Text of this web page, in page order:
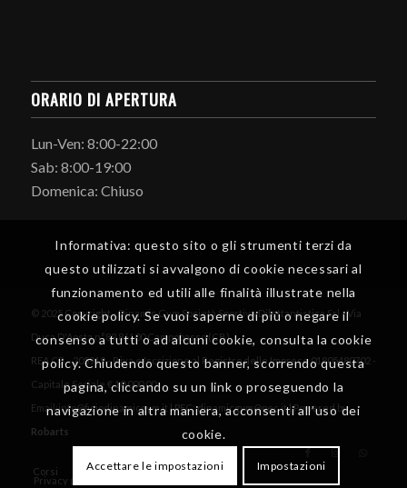
ORARIO DI APERTURA
Lun-Ven: 8:00-22:00
Sab: 8:00-19:00
Domenica: Chiuso
© 2025 Copyright - Dinamic Gym Società Sportiva Dilettantistica Srl - Via
Duca D'Aosta n°89 86100 Campobasso (CB)
REA CB - 205919 - P iva e Iscrizione al Registro delle Imprese 01805480702 -
Capitale Sociale € 10.000,00
Email:info@fisiodinamicgym.it | PEC: dinamicgym@pec.it | Powered by
Robarts
Corsi Pacchetti palestra Fisioterapia
Privacy policy & Cookie Policy
Informativa: questo sito o gli strumenti terzi da
questo utilizzati si avvalgono di cookie necessari al
funzionamento ed utili alle finalità illustrate nella
cookie policy. Se vuoi saperne di più o negare il
consenso a tutti o ad alcuni cookie, consulta la cookie
policy. Chiudendo questo banner, scorrendo questa
pagina, cliccando su un link o proseguendo la
navigazione in altra maniera, acconsenti all’uso dei
cookie.
Accettare le impostazioni Impostazioni